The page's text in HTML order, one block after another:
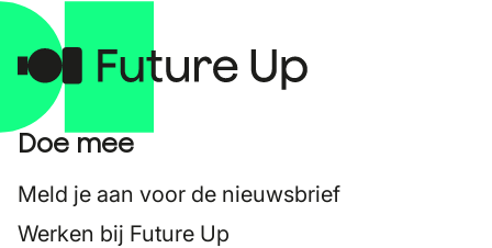
Doe mee
Meld je aan voor de nieuwsbrief
Werken bij Future Up